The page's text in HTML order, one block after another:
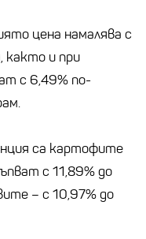
цена намалява с
както и при
с 6,49% по-
са картофите
с 11,89% до
– с 10,97% до